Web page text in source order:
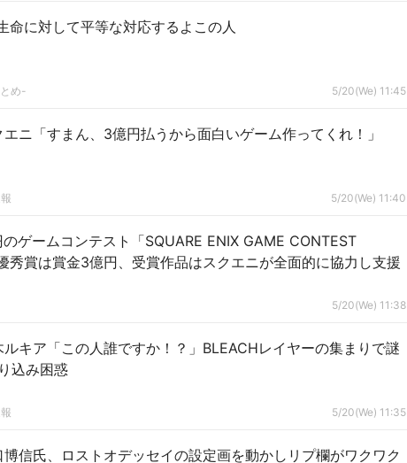
命に対して平等な対応するよこの人
め- 5/20(We) 11:45
エニ「すまん、3億円払うから面白いゲーム作ってくれ！」
5/20(We) 11:40
ゲームコンテスト「SQUARE ENIX GAME CONTEST
秀賞は賞金3億円、受賞作品はスクエニが全面的に協力し支援
5/20(We) 11:38
ルキア「この人誰ですか！？」BLEACHレイヤーの集まりで謎
込み困惑
5/20(We) 11:35
博信氏、ロストオデッセイの設定画を動かしリプ欄がワクワク